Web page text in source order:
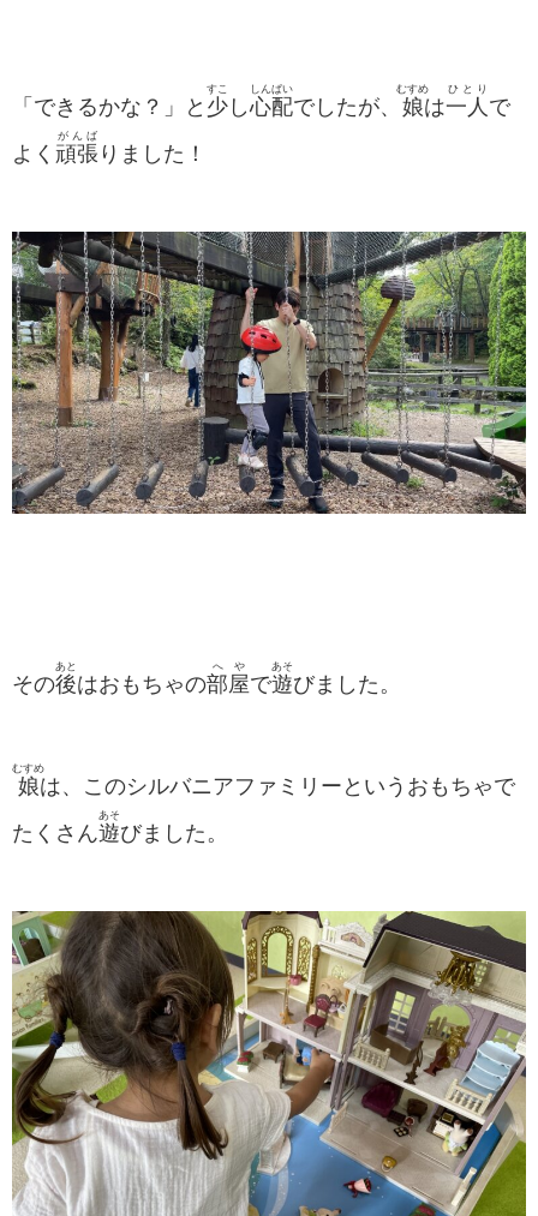
「できるかな？」と 少
すこ
し心配
しんぱい
でしたが、 娘
むすめ
は一人
ひとり
で
よく 頑張
がんば
りました！
その後
あと
はおもちゃの部屋
へや
で遊
あそ
びました。
娘
むすめ
は、このシルバニアファミリーというおもちゃで
たくさん遊
あそ
びました。